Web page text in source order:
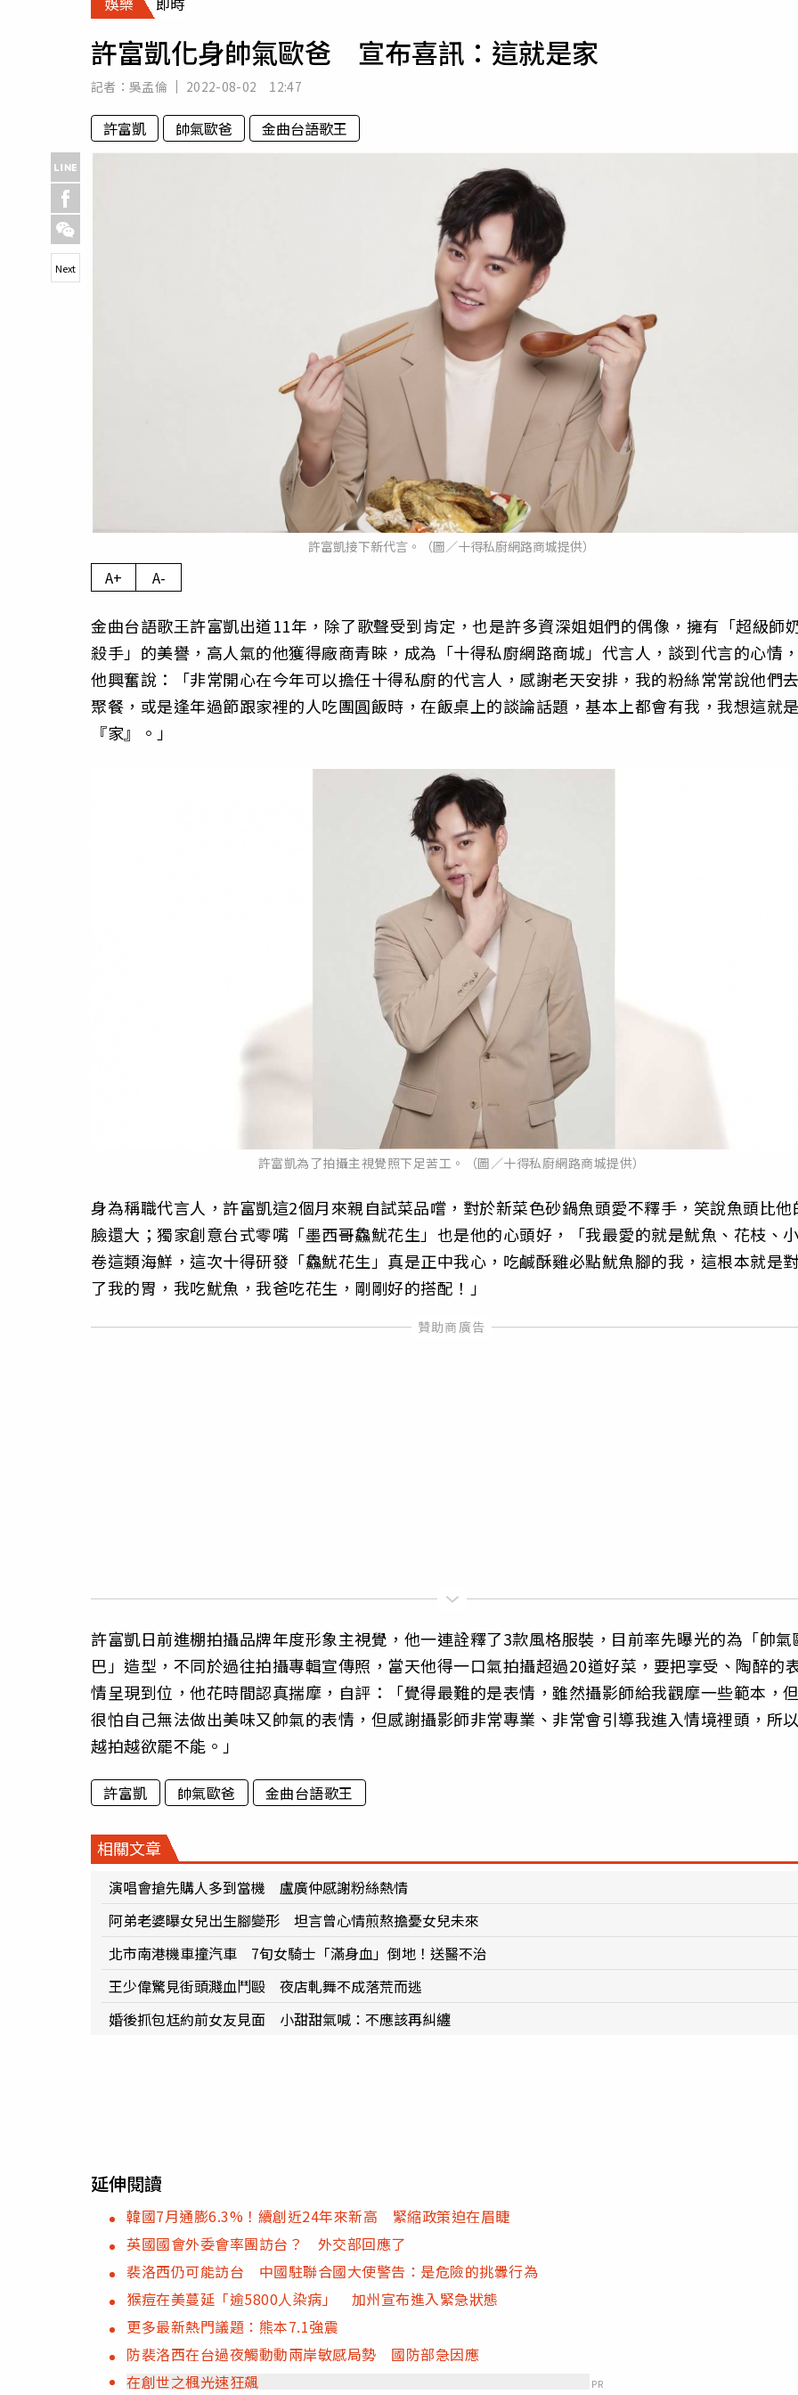
專欄
房產新勢力
運勢
許富凱化身帥氣歐爸 宣布喜訊：這就是家
記者： 吳孟倫 2022-08-02 12:47
許富凱 帥氣歐爸 金曲台語歌王
許富凱接下新代言。（圖／十得私廚網路商城提供）
Next
A+ A-
金曲台語歌王許富凱出道11年，除了歌聲受到肯定，也是許多資深姐姐們的偶像，擁有「超級師
殺手」的美譽，高人氣的他獲得廠商青睞，成為「十得私廚網路商城」代言人，談到代言的心情，
他興奮說：「非常開心在今年可以擔任十得私廚的代言人，感謝老天安排，我的粉絲常常說他們去
聚餐，或是逢年過節跟家裡的人吃團圓飯時，在飯桌上的談論話題，基本上都會有我，我想這就是
『家』。」
許富凱為了拍攝主視覺照下足苦工。（圖／十得私廚網路商城提供）
身為稱職代言人，許富凱這2個月來親自試菜品嚐，對於新菜色砂鍋魚頭愛不釋手，笑說魚頭比他
臉還大；獨家創意台式零嘴「墨西哥鱻魷花生」也是他的心頭好，「我最愛的就是魷魚、花枝、小
卷這類海鮮，這次十得研發「鱻魷花生」真是正中我心，吃鹹酥雞必點魷魚腳的我，這根本就是對
了我的胃，我吃魷魚，我爸吃花生，剛剛好的搭配！」
許富凱日前進棚拍攝品牌年度形象主視覺，他一連詮釋了3款風格服裝，目前率先曝光的為「帥氣
巴」造型，不同於過往拍攝專輯宣傳照，當天他得一口氣拍攝超過20道好菜，要把享受、陶醉的
情呈現到位，他花時間認真揣摩，自評：「覺得最難的是表情，雖然攝影師給我觀摩一些範本，但
很怕自己無法做出美味又帥氣的表情，但感謝攝影師非常專業、非常會引導我進入情境裡頭，所以
越拍越欲罷不能。」
許富凱 帥氣歐爸 金曲台語歌王
相關文章
演唱會搶先購人多到當機 盧廣仲感謝粉絲熱情
阿弟老婆曝女兒出生腳變形 坦言曾心情煎熬擔憂女兒未來
北市南港機車撞汽車 7旬女騎士「滿身血」倒地！送醫不治
王少偉驚見街頭濺血鬥毆 夜店軋舞不成落荒而逃
婚後抓包尪約前女友見面 小甜甜氣喊：不應該再糾纏
延伸閱讀
韓國7月通膨6.3%！續創近24年來新高 緊縮政策迫在眉睫
英國國會外委會率團訪台？ 外交部回應了
裴洛西仍可能訪台 中國駐聯合國大使警告：是危險的挑釁行為
猴痘在美蔓延「逾5800人染病」 加州宣布進入緊急狀態
更多最新熱門議題：熊本7.1強震
防裴洛西在台過夜觸動動兩岸敏感局勢 國防部急因應
在創世之楓光速狂飆
PR